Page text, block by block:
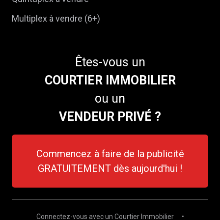
Multiplex à vendre (6+)
Êtes-vous un
COURTIER IMMOBILIER
ou un
VENDEUR PRIVÉ ?
Commencez à faire de la publicité
GRATUITEMENT dès aujourd'hui !
Connectez-vous avec un Courtier Immobilier •